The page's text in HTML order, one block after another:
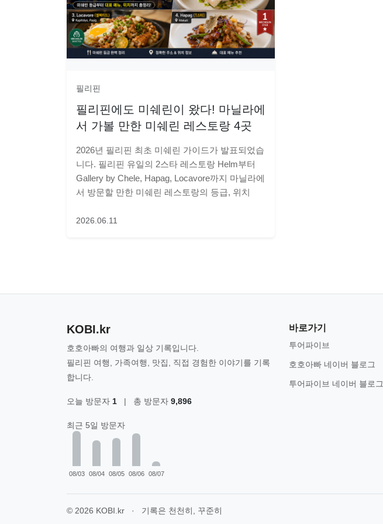
필리핀
필리핀에도 미쉐린이 왔다! 마닐라에
서 가볼 만한 미쉐린 레스토랑 4곳
2026년 필리핀 최초 미쉐린 가이드가 발표되었습
니다. 필리핀 유일의 2스타 레스토랑 Helm부터
Gallery by Chele, Hapag, Locavore까지 마닐라에
서 방문할 만한 미쉐린 레스토랑의 등급, 위치
2026.06.11
KOBI.kr
호호아빠의 여행과 일상 기록입니다.
필리핀 여행, 가족여행, 맛집, 직접 경험한 이야기를 기록
합니다.
오늘 방문자 1 | 총 방문자 9,896
최근 5일 방문자
08/03 08/04 08/05 08/06 08/07
바로가기
투어파이브
호호아빠 네이버 블로그
투어파이브 네이버 블로그
© 2026 KOBI.kr · 기록은 천천히, 꾸준히